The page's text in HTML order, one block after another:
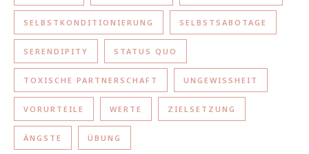
SELBSTKONDITIONIERUNG SELBSTSABOTAGE
SERENDIPITY STATUS QUO
TOXISCHE PARTNERSCHAFT UNGEWISSHEIT
VORURTEILE WERTE ZIELSETZUNG
ÄNGSTE ÜBUNG